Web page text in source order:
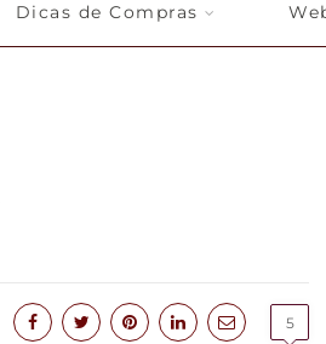
Dicas de Compras
5